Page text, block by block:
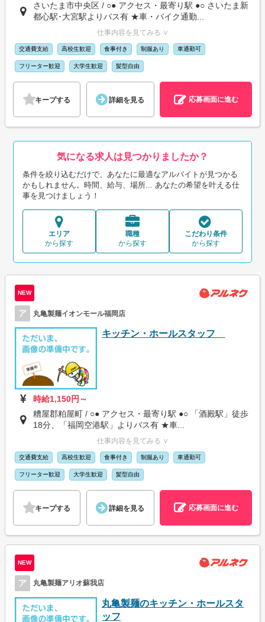
さいたま市中央区 / ○● アクセス・最寄り駅 ●○ さいたま新
都心駅･大宮駅よりバス有 ★車・バイク通勤...
仕事内容を見てみる ∨
交通費支給 高校生歓迎 食事付き 制服あり 車通勤可
フリーター歓迎 大学生歓迎 髪型自由
キープする 詳細を見る 応募画面に進む
気になる求人は見つかりましたか？
条件を絞り込むだけで、あなたに最適なアルバイトが見つかる
かもしれません。時間、給与、場所... あなたの希望を叶える仕
事を見つけましょう！
エリア
から探す
職種
から探す
こだわり条件
から探す
NEW
ア 丸亀製麺イオンモール福岡店
キッチン・ホールスタッフ
時給1,150円～
糟屋郡粕屋町 / ○● アクセス・最寄り駅 ●○ 「酒殿駅」徒歩
18分、「福岡空港駅」よりバス有 ★車...
仕事内容を見てみる ∨
交通費支給 高校生歓迎 食事付き 制服あり 車通勤可
フリーター歓迎 大学生歓迎 髪型自由
キープする 詳細を見る 応募画面に進む
NEW
ア 丸亀製麺アリオ蘇我店
丸亀製麺のキッチン・ホールスタ
ッフ